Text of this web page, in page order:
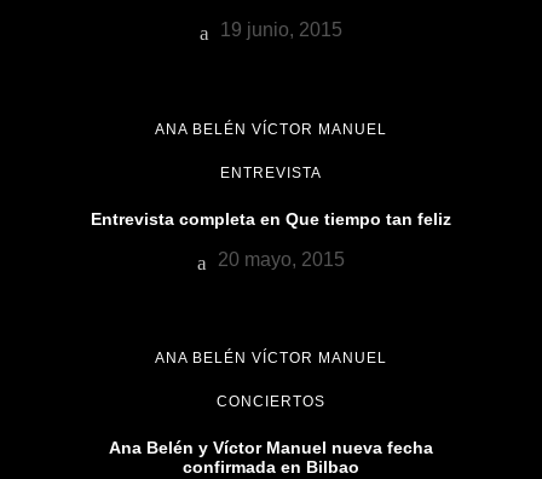
19 junio, 2015
ANA BELÉN VÍCTOR MANUEL
ENTREVISTA
Entrevista completa en Que tiempo tan feliz
20 mayo, 2015
ANA BELÉN VÍCTOR MANUEL
CONCIERTOS
Ana Belén y Víctor Manuel nueva fecha
confirmada en Bilbao